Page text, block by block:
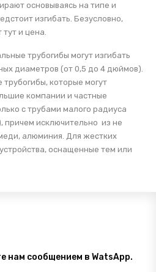
основываясь на типе и
изгибать. Безусловно,
и цена.
трубогибы могут изгибать
диаметров (от 0,5 до 4 дюймов).
которые могут
компании и частные
с трубами малого радиуса
причем исключительно из не
алюминия. Для жестких
оснащенные тем или
нам сообщением в WatsApp.